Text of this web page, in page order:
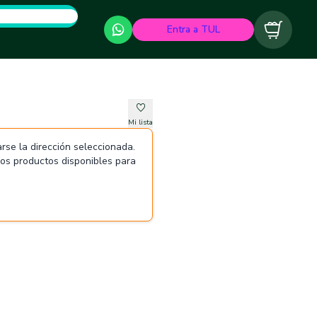
Entra a TUL Carrito
Mi lista
la dirección seleccionada.
productos disponibles para